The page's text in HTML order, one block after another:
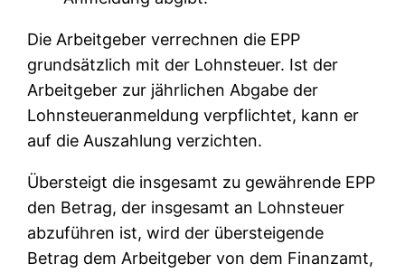
Die Arbeitgeber verrechnen die EPP
grundsätzlich mit der Lohnsteuer. Ist der
Arbeitgeber zur jährlichen Abgabe der
Lohnsteueranmeldung verpflichtet, kann er
auf die Auszahlung verzichten.
Übersteigt die insgesamt zu gewährende EPP
den Betrag, der insgesamt an Lohnsteuer
abzuführen ist, wird der übersteigende
Betrag dem Arbeitgeber von dem Finanzamt,